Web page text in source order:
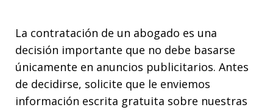
La contratación de un abogado es una
decisión importante que no debe basarse
únicamente en anuncios publicitarios. Antes
de decidirse, solicite que le enviemos
información escrita gratuita sobre nuestras